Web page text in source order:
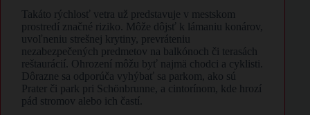
Takáto rýchlosť vetra už predstavuje v mestskom
prostredí značné riziko. Môže dôjsť k lámaniu konárov,
uvoľneniu strešnej krytiny, prevráteniu
nezabezpečených predmetov na balkónoch či terasách
reštaurácií. Ohrození môžu byť najmä chodci a cyklisti.
Dôrazne sa odporúča vyhýbať sa parkom, ako sú
Prater či park pri Schönbrunne, a cintorínom, kde hrozí
pád stromov alebo ich častí.